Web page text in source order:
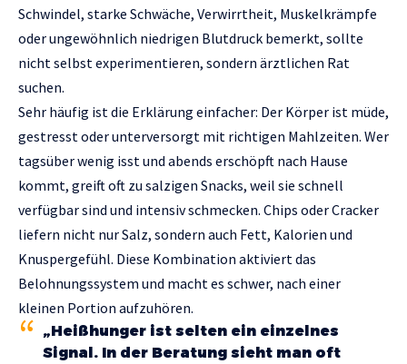
Schwindel, starke Schwäche, Verwirrtheit, Muskelkrämpfe
oder ungewöhnlich niedrigen Blutdruck bemerkt, sollte
nicht selbst experimentieren, sondern ärztlichen Rat
suchen.
Sehr häufig ist die Erklärung einfacher: Der Körper ist müde,
gestresst oder unterversorgt mit richtigen Mahlzeiten. Wer
tagsüber wenig isst und abends erschöpft nach Hause
kommt, greift oft zu salzigen Snacks, weil sie schnell
verfügbar sind und intensiv schmecken. Chips oder Cracker
liefern nicht nur Salz, sondern auch Fett, Kalorien und
Knuspergefühl. Diese Kombination aktiviert das
Belohnungssystem und macht es schwer, nach einer
kleinen Portion aufzuhören.
„Heißhunger ist selten ein einzelnes
Signal. In der Beratung sieht man oft